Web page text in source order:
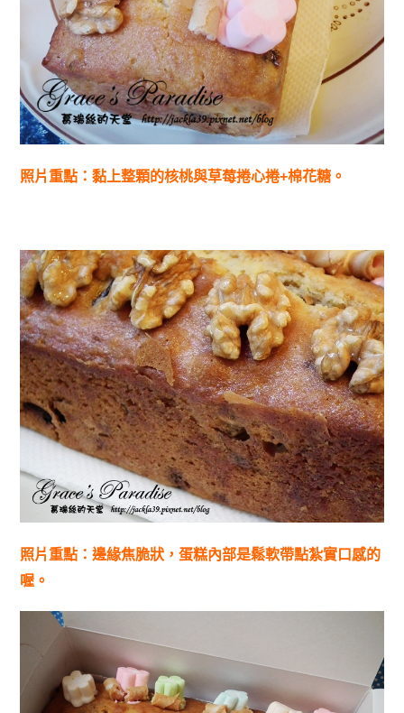
照片重點：黏上整顆的核桃與草莓捲心捲+棉花糖。
照片重點：邊緣焦脆狀，蛋糕內部是鬆軟帶點紮實口感的
喔。